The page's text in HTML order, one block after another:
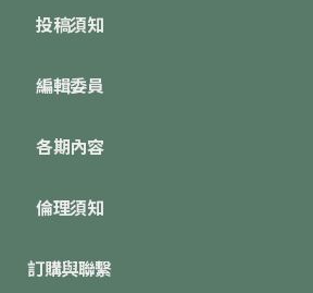
投稿須知
編輯委員
各期內容
倫理須知
訂購與聯繫